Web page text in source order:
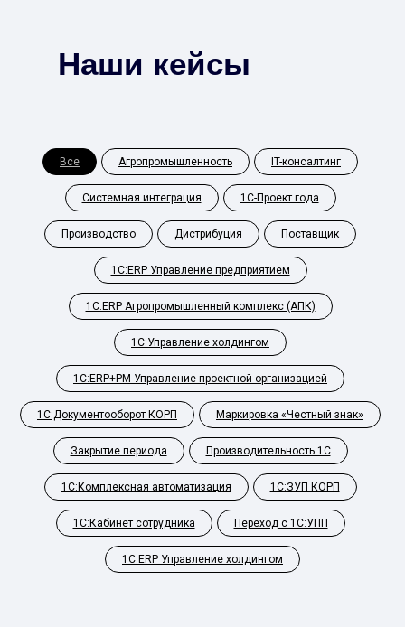
Наши кейсы
Все Агропромышленность IT-консалтинг
Системная интеграция 1С-Проект года
Производство Дистрибуция Поставщик
1С:ERP Управление предприятием
1С:ERP Агропромышленный комплекс (АПК)
1С:Управление холдингом
1С:ERP+PM Управление проектной организацией
1С:Документооборот КОРП Маркировка «Честный знак»
Закрытие периода Производительность 1С
1С:Комплексная автоматизация 1С:ЗУП КОРП
1С:Кабинет сотрудника Переход с 1С:УПП
1С:ERP Управление холдингом